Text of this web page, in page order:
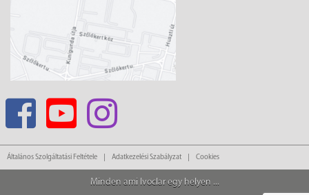
Általános Szolgáltatási Feltétele Adatkezelési Szabályzat Cookies
Minden ami Ivoclar egy helyen ...